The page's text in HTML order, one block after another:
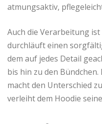
atmungsaktiv,
Auch die Verarbeitung ist
durchläuft einen
dem auf jedes Detail
bis hin zu den
macht den Unterschied
verleiht dem Hoodie